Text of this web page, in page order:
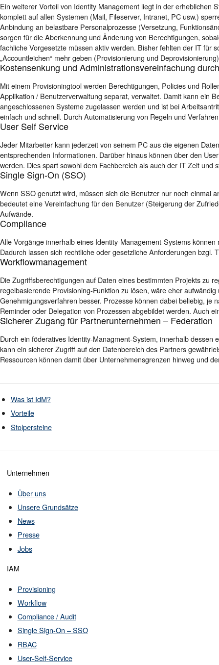
Ein weiterer Vorteil von Identity Management liegt in der erheblichen
komplett auf allen Systemen (Mail, Fileserver, Intranet, PC usw.)
Anbindung an belastbare Personalprozesse (Versetzung,
sorgen für die Aberkennung und Änderung von Berechtigungen,
fachliche Vorgesetzte müssen aktiv werden. Bisher fehlten der IT für
„Accountleichen“ mehr geben (Provisionierung und
Kostensenkung und Administrationsvereinfachung
Mit einem Provisioningtool werden Berechtigungen, Policies und
Applikation / Benutzerverwaltung separat, verwaltet. Damit kann ein
angeschlossenen Systeme zugelassen werden und ist bei
einfach und schnell. Durch Automatisierung von Regeln und
User Self Service
Jeder Mitarbeiter kann jederzeit von seinem PC aus die eigenen
entsprechenden Informationen. Darüber hinaus können über den
werden. Dies spart sowohl dem Fachbereich als auch der IT Zeit und
Single Sign-On (SSO)
Wenn SSO genutzt wird, müssen sich die Benutzer nur noch einmal
bedeutet eine Vereinfachung für den Benutzer (Steigerung der
Aufwände.
Compliance
Alle Vorgänge innerhalb eines Identity-Management-Systems
Dadurch lassen sich rechtliche oder gesetzliche Anforderungen bzgl.
Workflowmanagement
Die Zugriffsberechtigungen auf Daten eines bestimmten Projekts zu
regelbasierende Provisioning-Funktion zu lösen, wäre eher
Genehmigungsverfahren besser. Prozesse können dabei beliebig,
Reminder oder Delegation von Prozessen abgebildet werden. Auch
Sicherer Zugang für Partnerunternehmen – Federation
Durch ein föderatives Identity-Managment-System, innerhalb
kann ein sicherer Zugriff auf den Datenbereich des Partners
Ressourcen können damit über Unternehmensgrenzen hinweg und
Was ist IdM?
Vorteile
Stolpersteine
Unternehmen
Über uns
Unsere Grundsätze
News
Presse
Jobs
IAM
Provisioning
Workflow
Compliance / Audit
Single Sign-On – SSO
RBAC
User-Self-Service